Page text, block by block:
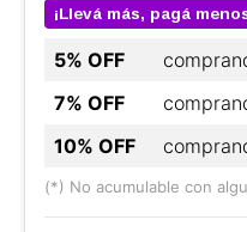
¡Llevá más, pagá
5% OFF
7% OFF
10% OFF
(*) No acumulable con